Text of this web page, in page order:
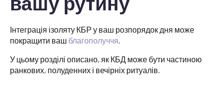
Інтеграція ізоляту КБР у ваш розпорядок дня може
покращити ваш благополуччя.
У цьому розділі описано, як КБД може бути частиною
ранкових, полуденних і вечірніх ритуалів.